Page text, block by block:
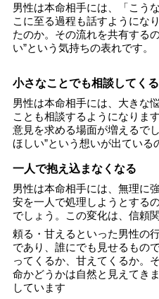
男性は本命相手には、「こう
こに至る過程も話すようにな
たのか。その流れを共有する
い”という気持ちの表れです。
小さなことでも相談してくる
男性は本命相手には、大きな
ことも相談するようになりま
意見を求める場面が増えるで
ほしい”という想いが出ている
一人で抱え込まなくなる
男性は本命相手には、無理に
安を一人で処理しようとする
でしょう。この変化は、信頼
頼る・甘えるといった男性の
であり、誰にでも見せるもの
ってくるか、甘えてくるか。
命かどうかは自然と見えて
しています